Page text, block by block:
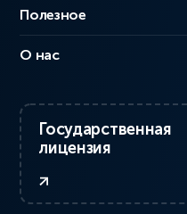
Полезное
О нас
Государственная
лицензия